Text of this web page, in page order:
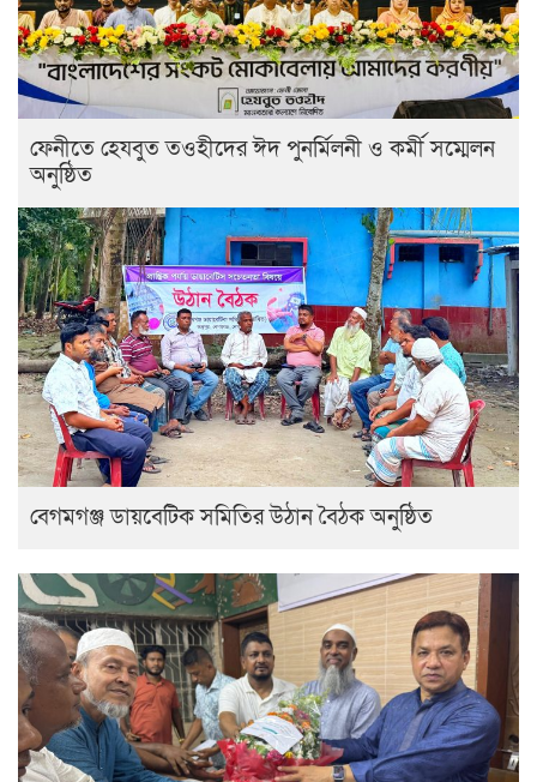
ফেনীতে হেযবুত তওহীদের ঈদ পুনর্মিলনী ও কর্মী সম্মেলন
অনুষ্ঠিত
বেগমগঞ্জ ডায়বেটিক সমিতির উঠান বৈঠক অনুষ্ঠিত